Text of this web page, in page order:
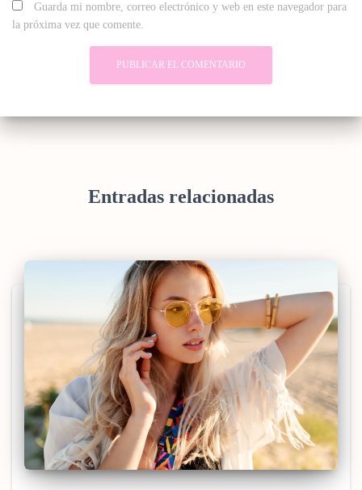
Guarda mi nombre, correo electrónico y web en este navegador para
la próxima vez que comente.
Entradas relacionadas